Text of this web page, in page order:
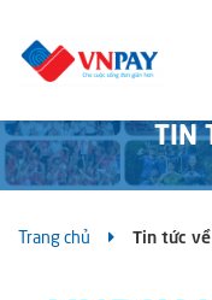
TIN
Trang chủ Tin tức về